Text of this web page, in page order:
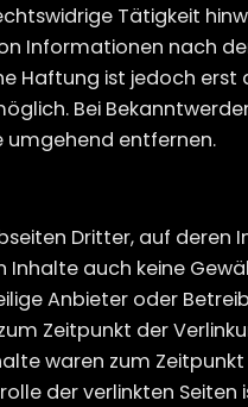
Tätigkeit
Informationen nach
Haftung ist jedoch
Bei
umgehend entfernen.
Dritter, auf deren
auch keine
Anbieter oder
Zeitpunkt der
waren zum
der verlinkten